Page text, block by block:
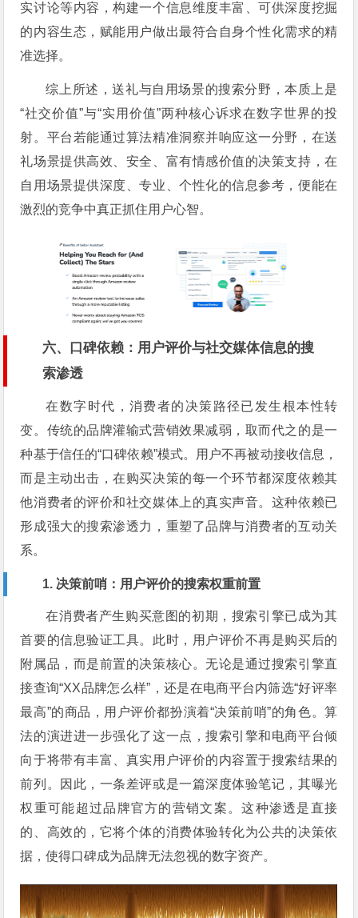
实讨论等内容，构建一个信息维度丰富、可供深度挖掘
的内容生态，赋能用户做出最符合自身个性化需求的精
准选择。
综上所述，送礼与自用场景的搜索分野，本质上是
“社交价值”与“实用价值”两种核心诉求在数字世界的投
射。平台若能通过算法精准洞察并响应这一分野，在送
礼场景提供高效、安全、富有情感价值的决策支持，在
自用场景提供深度、专业、个性化的信息参考，便能在
激烈的竞争中真正抓住用户心智。
六、口碑依赖：用户评价与社交媒体信息的搜
索渗透
在数字时代，消费者的决策路径已发生根本性转
变。传统的品牌灌输式营销效果减弱，取而代之的是一
种基于信任的“口碑依赖”模式。用户不再被动接收信息，
而是主动出击，在购买决策的每一个环节都深度依赖其
他消费者的评价和社交媒体上的真实声音。这种依赖已
形成强大的搜索渗透力，重塑了品牌与消费者的互动关
系。
1. 决策前哨：用户评价的搜索权重前置
在消费者产生购买意图的初期，搜索引擎已成为其
首要的信息验证工具。此时，用户评价不再是购买后的
附属品，而是前置的决策核心。无论是通过搜索引擎直
接查询“XX品牌怎么样”，还是在电商平台内筛选“好评率
最高”的商品，用户评价都扮演着“决策前哨”的角色。算
法的演进进一步强化了这一点，搜索引擎和电商平台倾
向于将带有丰富、真实用户评价的内容置于搜索结果的
前列。因此，一条差评或是一篇深度体验笔记，其曝光
权重可能超过品牌官方的营销文案。这种渗透是直接
的、高效的，它将个体的消费体验转化为公共的决策依
据，使得口碑成为品牌无法忽视的数字资产。